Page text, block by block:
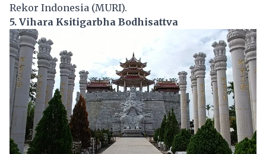
Rekor Indonesia (MURI).
5. Vihara Ksitigarbha Bodhisattva